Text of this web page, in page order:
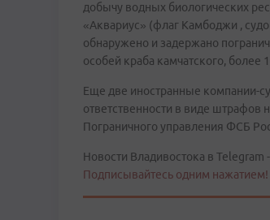
добычу водных биологических
«Аквариус» (флаг Камбоджи ,
обнаружено и задержано
особей краба камчатского, более
Еще две иностранные компании-
ответственности в виде штрафов
Пограничного управления ФСБ
Новости Владивостока в Telegram
Подписывайтесь одним нажатием!